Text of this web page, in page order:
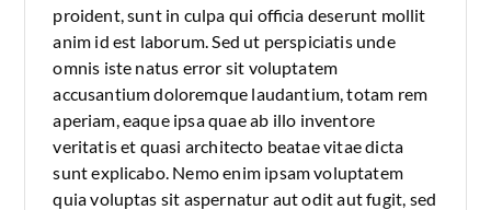
proident, sunt in culpa qui officia deserunt mollit
anim id est laborum. Sed ut perspiciatis unde
omnis iste natus error sit voluptatem
accusantium doloremque laudantium, totam rem
aperiam, eaque ipsa quae ab illo inventore
veritatis et quasi architecto beatae vitae dicta
sunt explicabo. Nemo enim ipsam voluptatem
quia voluptas sit aspernatur aut odit aut fugit, sed